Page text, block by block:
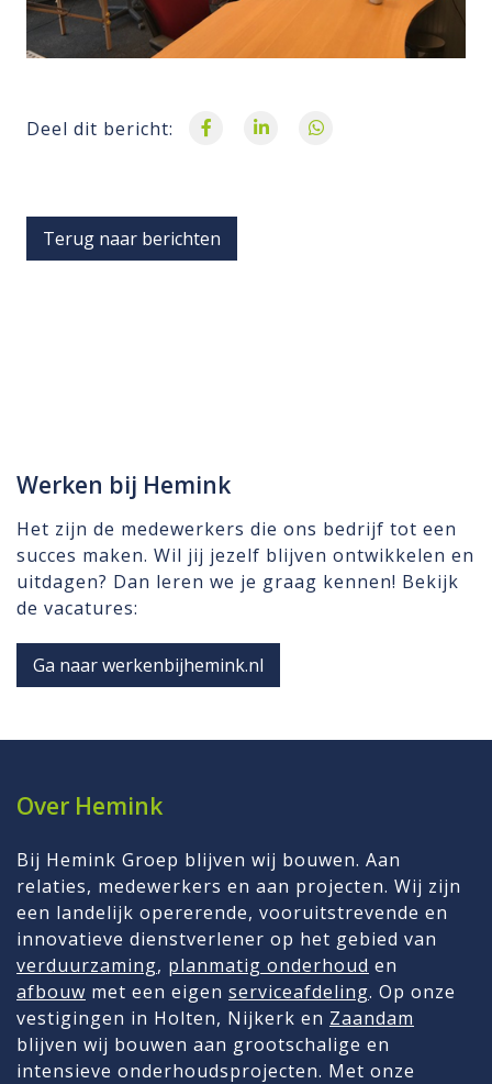
Deel dit bericht:
Terug naar berichten
Werken bij Hemink
Het zijn de medewerkers die ons bedrijf tot een
succes maken. Wil jij jezelf blijven ontwikkelen en
uitdagen? Dan leren we je graag kennen! Bekijk
de vacatures:
Ga naar werkenbijhemink.nl
Over Hemink
Bij Hemink Groep blijven wij bouwen. Aan
relaties, medewerkers en aan projecten. Wij zijn
een landelijk opererende, vooruitstrevende en
innovatieve dienstverlener op het gebied van
verduurzaming, planmatig onderhoud en
afbouw met een eigen serviceafdeling. Op onze
vestigingen in Holten, Nijkerk en Zaandam
blijven wij bouwen aan grootschalige en
intensieve onderhoudsprojecten. Met onze